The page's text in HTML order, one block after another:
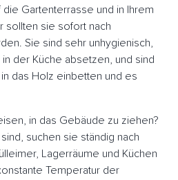
Gartenterrasse und in Ihrem
sollten sie sofort nach
Sie sind sehr unhygienisch,
der Küche absetzen, und sind
das Holz einbetten und es
in das Gebäude zu ziehen?
suchen sie ständig nach
Lagerräume und Küchen
Temperatur der